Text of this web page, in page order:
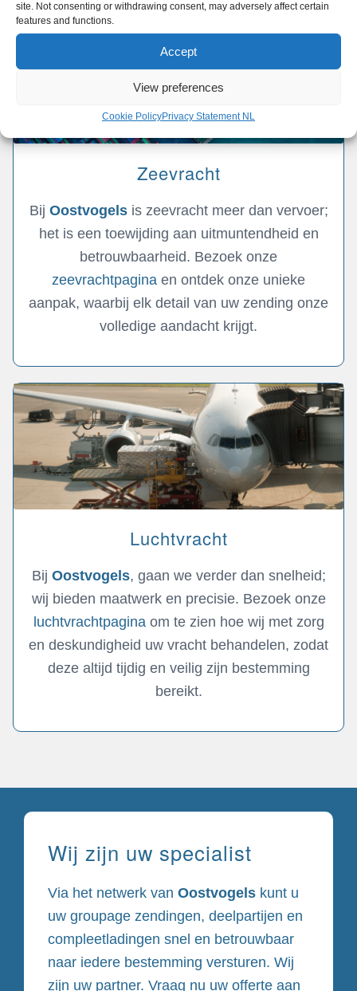
site. Not consenting or withdrawing consent, may adversely affect certain
features and functions.
Accept
View preferences
Cookie PolicyPrivacy Statement NL
Zeevracht
Bij Oostvogelsis zeevracht meer dan vervoer;
het is een toewijding aan uitmuntendheid en
betrouwbaarheid. Bezoek onze
zeevrachtpagina en ontdek onze unieke
aanpak, waarbij elk detail van uw zending onze
volledige aandacht krijgt.
Luchtvracht
Bij Oostvogels, gaan we verder dan snelheid;
wij bieden maatwerk en precisie. Bezoek onze
luchtvrachtpaginaom te zien hoe wij met zorg
en deskundigheid uw vracht behandelen, zodat
deze altijd tijdig en veilig zijn bestemming
bereikt.
Wij zijn uw specialist
Via het netwerk van Oostvogels kunt u
uw groupage zendingen, deelpartijen en
compleetladingen snel en betrouwbaar
naar iedere bestemming versturen. Wij
zijn uw partner. Vraag nu uw offerte aan